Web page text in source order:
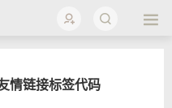
情链接标签代码